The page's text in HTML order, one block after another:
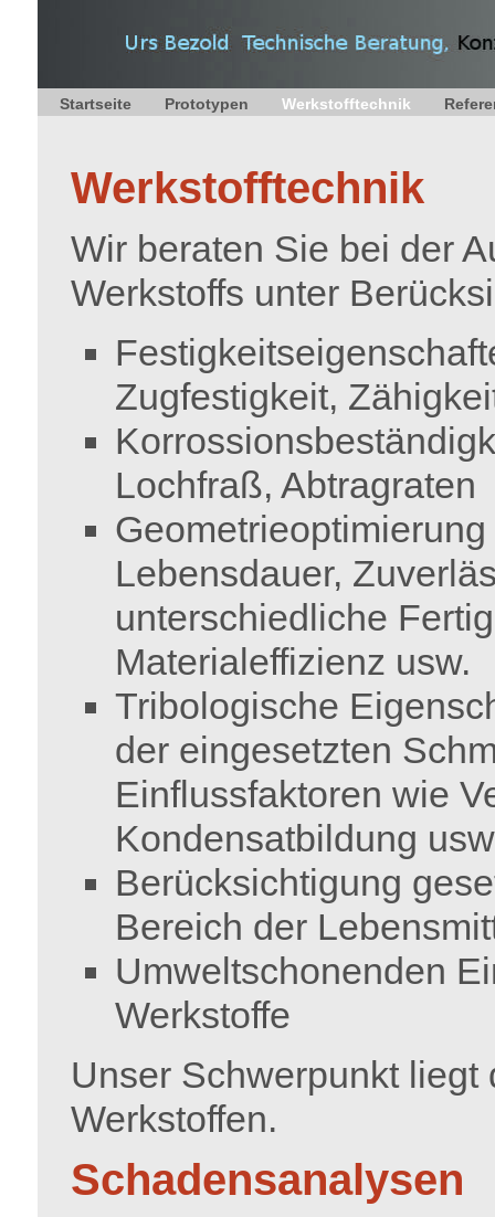
Startseite Prototypen Werkstofftechnik
Werkstofftechnik
Wir beraten Sie bei der
Werkstoffs unter
Zugfestigkeit,
Lochfraß, Abtragraten
Lebensdauer,
unterschiedliche
Materialeffizienz usw.
Tribologische
der eingesetzten
Einflussfaktoren wie
Kondensatbildung
Berücksichtigung
Bereich der
Umweltschonenden
Werkstoffe
Unser Schwerpunkt
Werkstoffen.
Schadensanalysen